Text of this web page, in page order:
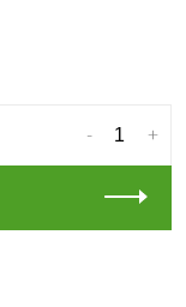
+
-